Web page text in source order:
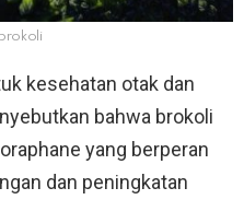
kesehatan otak dan
bahwa brokoli
yang berperan
dan peningkatan